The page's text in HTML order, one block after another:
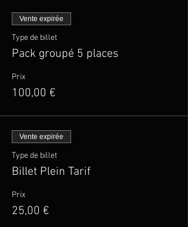
Vente expirée
Type de billet
Pack groupé 5 places
Prix
100,00 €
Vente expirée
Type de billet
Billet Plein Tarif
Prix
25,00 €